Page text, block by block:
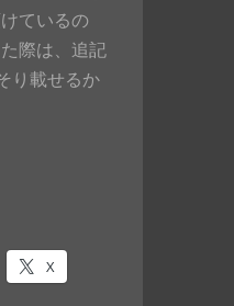
ているの
際は、追記
り載せるか
X